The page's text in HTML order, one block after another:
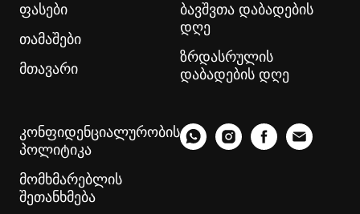
ფასები
თამაშები
მთავარი
ბავშვთა დაბადების
დღე
ზრდასრულის
დაბადების დღე
კონფიდენციალურობის
პოლიტიკა
მომხმარებლის
შეთანხმება